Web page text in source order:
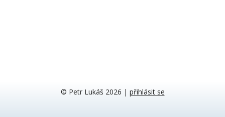
© Petr Lukáš 2026 | přihlásit se